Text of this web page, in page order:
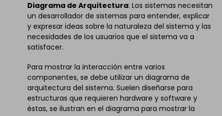
Diagrama de Arquitectura: Los sistemas necesitan
un desarrollador de sistemas para entender, explicar
y expresar ideas sobre la naturaleza del sistema y las
necesidades de los usuarios que el sistema va a
satisfacer.
Para mostrar la interacción entre varios
componentes, se debe utilizar un diagrama de
arquitectura del sistema. Suelen diseñarse para
estructuras que requieren hardware y software y
éstas, se ilustran en el diagrama para mostrar la